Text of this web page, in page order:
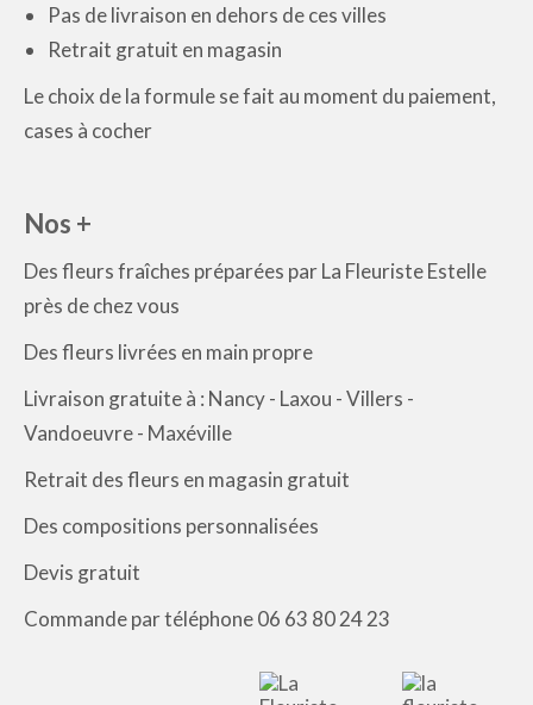
Pas de livraison en dehors de ces villes
Retrait gratuit en magasin
Le choix de la formule se fait au moment du paiement,
cases à cocher
Nos +
Des fleurs fraîches préparées par La Fleuriste Estelle
près de chez vous
Des fleurs livrées en main propre
Livraison gratuite à : Nancy - Laxou - Villers -
Vandoeuvre - Maxéville
Retrait des fleurs en magasin gratuit
Des compositions personnalisées
Devis gratuit
Commande par téléphone 06 63 80 24 23